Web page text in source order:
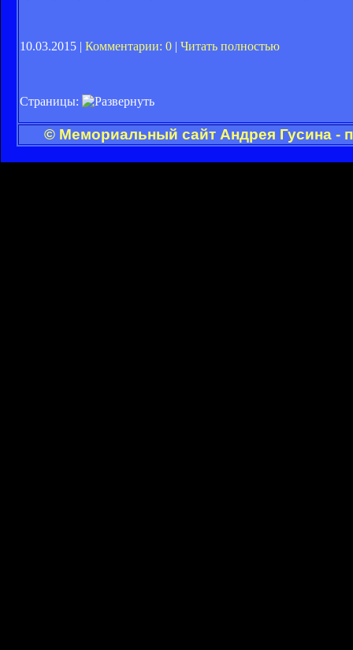
10.03.2015 | Комментарии: 0 | Читать полностью
Страницы:
© Мемориальный сайт Андрея Гусина -